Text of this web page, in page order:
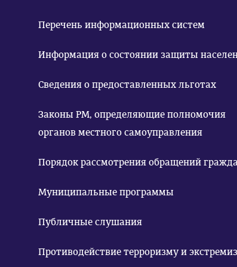
Перечень информационных систем
Информация о состоянии защиты
Сведения о предоставленных льготах
Законы РМ, определяющие полномочия
органов местного самоуправления
Порядок рассмотрения обращений
Муниципальные программы
Публичные слушания
Противодействие терроризму и